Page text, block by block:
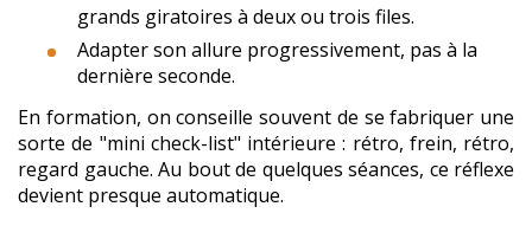
grands giratoires à deux ou trois files.
Adapter son allure progressivement, pas à la
dernière seconde.
En formation, on conseille souvent de se fabriquer une
sorte de "mini check-list" intérieure : rétro, frein, rétro,
regard gauche. Au bout de quelques séances, ce réflexe
devient presque automatique.